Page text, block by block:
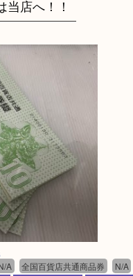
当店へ！！